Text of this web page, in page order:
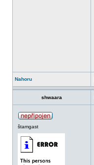
Nahoru
shwaara
štamgast